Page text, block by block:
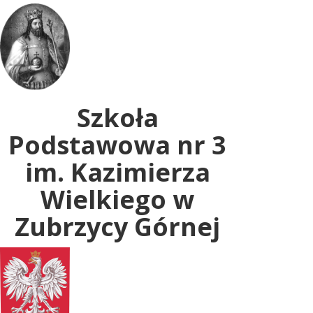
Uwaga:
ta
witryna
zawiera
system
dostępności.
Szkoła
Podstawowa nr 3
im. Kazimierza
Wielkiego w
Zubrzycy Górnej